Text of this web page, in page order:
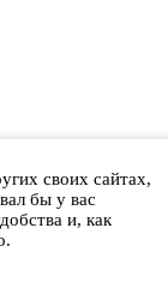
своих сайтах,
бы у вас
и, как